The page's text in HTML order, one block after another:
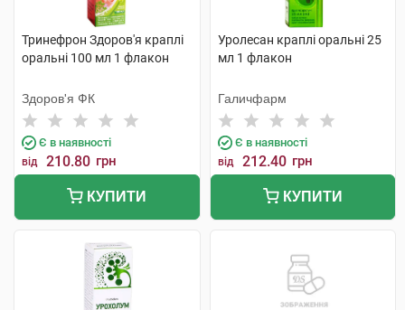
Тринефрон Здоров'я краплі
оральні 100 мл 1 флакон
Здоров'я ФК
Є в наявності
від 210.80 грн
КУПИТИ
Уролесан краплі оральні 25
мл 1 флакон
Галичфарм
Є в наявності
від 212.40 грн
КУПИТИ